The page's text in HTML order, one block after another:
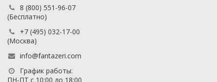
8 (800) 551-96-07
(Бесплатно)
+7 (495) 032-17-00
(Москва)
info@fantazeri.com
График работы:
ПН-ПТ с 10:00 до 18:00